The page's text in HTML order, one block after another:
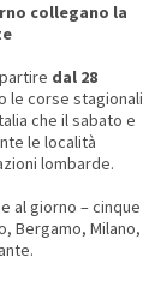
collegano la
dal 28
le corse stagionali
che il sabato e
le località
lombarde.
al giorno – cinque
Bergamo, Milano,